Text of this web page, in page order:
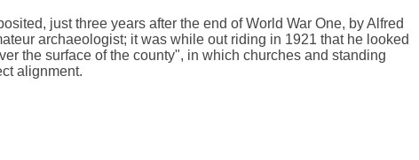
just three years after the end of World War One, by Alfred
archaeologist; it was while out riding in 1921 that he looked
the surface of the county", in which churches and standing
alignment.